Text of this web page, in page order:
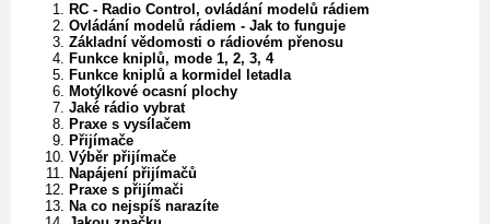
RC - Radio Control, ovládání modelů rádiem
Ovládání modelů rádiem - Jak to funguje
Základní vědomosti o rádiovém přenosu
Funkce kniplů, mode 1, 2, 3, 4
Funkce kniplů a kormidel letadla
Motýlkové ocasní plochy
Jaké rádio vybrat
Praxe s vysílačem
Přijímače
Výběr přijímače
Napájení přijímačů
Praxe s přijímači
Na co nejspíš narazíte